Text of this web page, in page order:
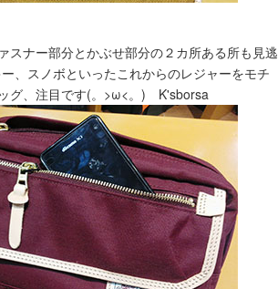
スナー部分とかぶせ部分の２カ所ある所も見逃
、スノボといったこれからのレジャーをモチ
グ、注目です(。>ω<。) K'sborsa